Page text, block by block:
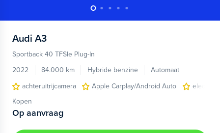
Audi A3
Sportback 40 TFSIe Plug-In
2022
84.000 km Hybride benzine
Automaat
achteruitrijcamera
Apple Carplay/Android Auto
Kopen
Op aanvraag